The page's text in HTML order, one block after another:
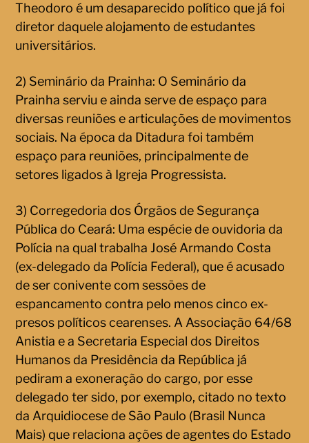
Theodoro é um desaparecido político que já foi
diretor daquele alojamento de estudantes
universitários.
2) Seminário da Prainha: O Seminário da
Prainha serviu e ainda serve de espaço para
diversas reuniões e articulações de movimentos
sociais. Na época da Ditadura foi também
espaço para reuniões, principalmente de
setores ligados à Igreja Progressista.
3) Corregedoria dos Órgãos de Segurança
Pública do Ceará: Uma espécie de ouvidoria da
Polícia na qual trabalha José Armando Costa
(ex-delegado da Polícia Federal), que é acusado
de ser conivente com sessões de
espancamento contra pelo menos cinco ex-
presos políticos cearenses. A Associação 64/68
Anistia e a Secretaria Especial dos Direitos
Humanos da Presidência da República já
pediram a exoneração do cargo, por esse
delegado ter sido, por exemplo, citado no texto
da Arquidiocese de São Paulo (Brasil Nunca
Mais) que relaciona ações de agentes do Estado